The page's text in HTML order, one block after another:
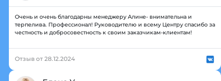
Очень и очень благодарны менеджеру Алине- внимательна и
терпелива. Профессионал! Руководителю и всему Центру спасибо за
честность и добросовестность к своим заказчикам-клиентам!
Отзыв от 28.12.2024